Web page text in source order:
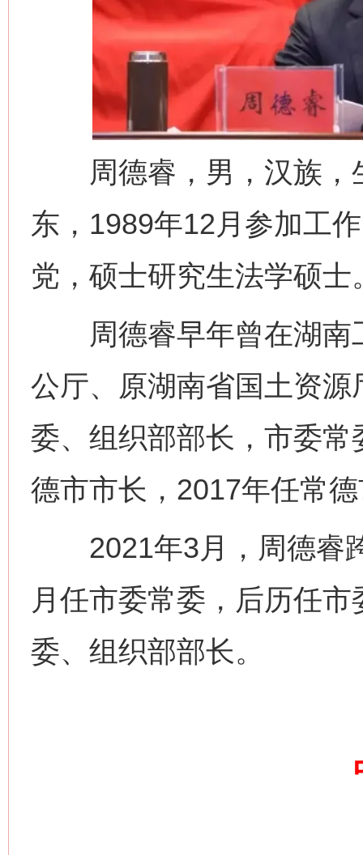
周德睿，男，汉族，
东，1989年12月参加工
党，硕士研究生法学硕士
周德睿早年曾在湖南
公厅、原湖南省国土资
委、组织部部长，市委
德市市长，2017年任常
2021年3月，周德睿
月任市委常委，后历任
委、组织部部长。